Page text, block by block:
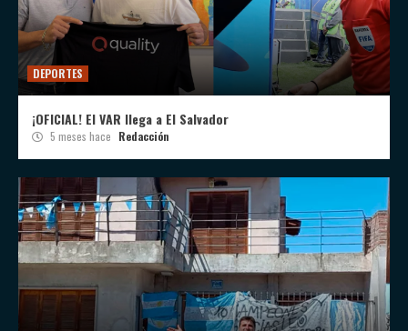
DEPORTES
¡OFICIAL! El VAR llega a El Salvador
5 meses hace Redacción